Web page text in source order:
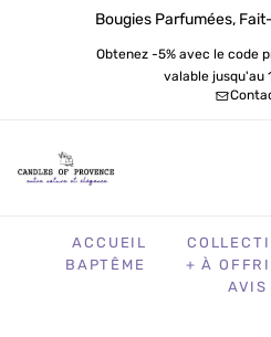
Bougies Parfumées,
Obtenez -5% avec le code
valable jusqu'au
ACCUEIL
BAPTÊME
+ À
AVIS